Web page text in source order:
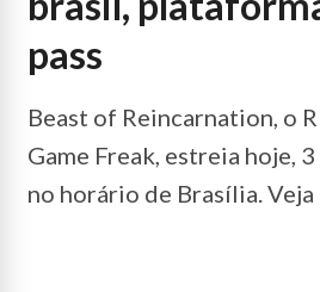
pass
Beast of Reincarnation, o
Game Freak, estreia hoje,
no horário de Brasília.